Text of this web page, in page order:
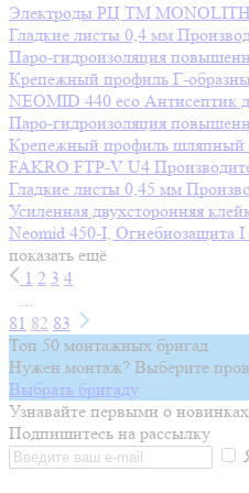
Электроды РЦ ТМ MONOLITH
Гладкие листы 0,4 мм
Паро-гидроизоляция
Крепежный профиль Г-
NEOMID 440 eco Антисептик
Паро-гидроизоляция
Крепежный профиль
FAKRO FTP-V U4
Гладкие листы 0,45 мм
Усиленная двухсторонняя
Neomid 450-I, Огнебиозащита I
показать ещё
1 2 3 4
...
81 82 83
Топ 50 монтажных бригад
Нужен монтаж? Выберите
Выбрать бригаду
Узнавайте первыми о
Подпишитесь на рассылку